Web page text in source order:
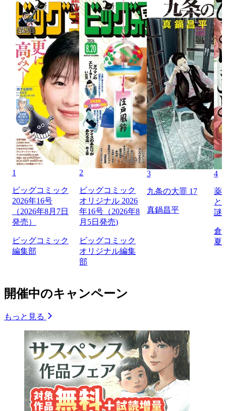
1
ビッグコミック
2026年16号
（2026年8月7日
発売）
ビッグコミック
編集部
2
ビッグコミック
オリジナル 2026
年16号（2026年8
月5日発売)
ビッグコミック
オリジナル編集
部
3
九条の大罪 17
真鍋昌平
4
薬
と
謎
倉
夏
開催中のキャンペーン
もっと見る